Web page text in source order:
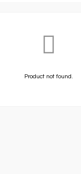
Product not found.